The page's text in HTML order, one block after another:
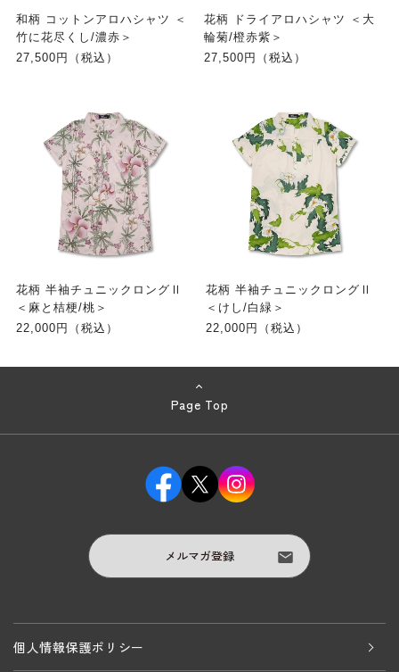
和柄 コットンアロハシャツ ＜
竹に花尽くし/濃赤＞
27,500円（税込）
花柄 ドライアロハシャツ ＜大
輪菊/橙赤紫＞
27,500円（税込）
花柄 半袖チュニックロングⅡ
＜麻と桔梗/桃＞
22,000円（税込）
花柄 半袖チュニックロングⅡ
＜けし/白緑＞
22,000円（税込）
Page Top
メルマガ登録
個人情報保護ポリシー